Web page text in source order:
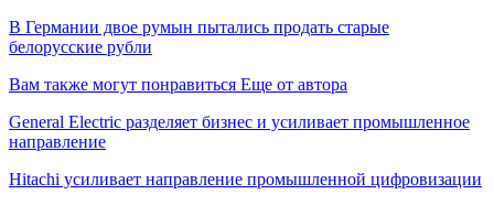
В Германии двое румын пытались продать старые
белорусские рубли
Вам также могут понравиться Еще от автора
General Electric разделяет бизнес и усиливает промышленное
направление
Hitachi усиливает направление промышленной цифровизации